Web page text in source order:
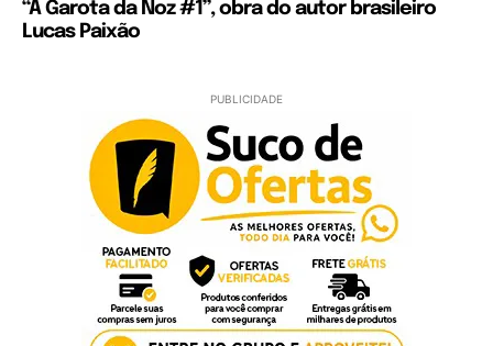
“A Garota da Noz #1”, obra do autor brasileiro
Lucas Paixão
PUBLICIDADE